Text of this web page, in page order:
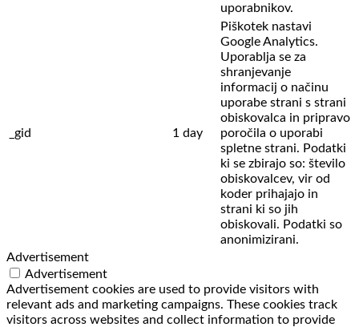
uporabnikov.
_gid 1 day
Piškotek nastavi
Google Analytics.
Uporablja se za
shranjevanje
informacij o načinu
uporabe strani s strani
obiskovalca in pripravo
poročila o uporabi
spletne strani. Podatki
ki se zbirajo so: število
obiskovalcev, vir od
koder prihajajo in
strani ki so jih
obiskovali. Podatki so
anonimizirani.
Advertisement
Advertisement
Advertisement cookies are used to provide visitors with
relevant ads and marketing campaigns. These cookies track
visitors across websites and collect information to provide